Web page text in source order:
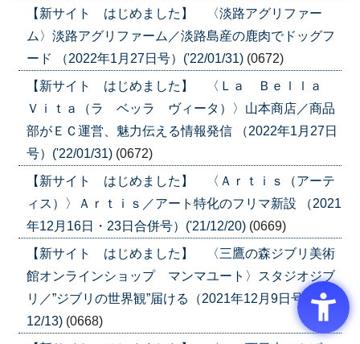
【新サイト はじめました】 〈淡路アグリファー
ム〉淡路アグリファーム／淡路島産の鹿肉でドッグフ
ード （2022年1月27日号）('22/01/31) (0672)
【新サイト はじめました】 〈Ｌａ Ｂｅｌｌａ
Ｖｉｔａ（ラ ベッラ ヴィータ）〉山本商店／商品
部がＥＣ運営、魅力伝える情報発信 （2022年1月27日
号）('22/01/31) (0672)
【新サイト はじめました】 〈Ａｒｔｉｓ（アーテ
ィス）〉Ａｒｔｉｓ／アート特化のフリマ新設 （2021
年12月16日・23日合併号）('21/12/20) (0669)
【新サイト はじめました】 〈三鷹の森ジブリ美術
館オンラインショップ マンマユート〉スタジオジブ
リ／”ジブリの世界観”届ける（2021年12月9日号）('21/
12/13) (0668)